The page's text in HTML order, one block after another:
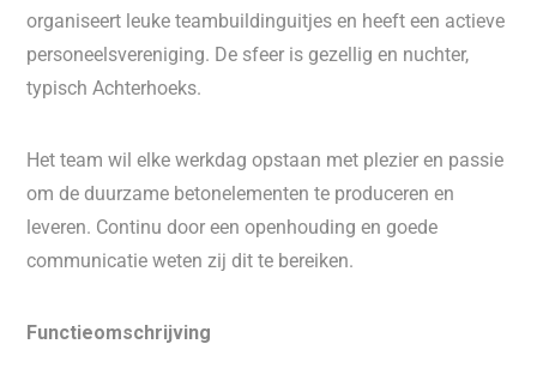
organiseert leuke teambuildinguitjes en heeft een actieve
personeelsvereniging. De sfeer is gezellig en nuchter,
typisch Achterhoeks.
Het team wil elke werkdag opstaan met plezier en passie
om de duurzame betonelementen te produceren en
leveren. Continu door een openhouding en goede
communicatie weten zij dit te bereiken.
Functieomschrijving